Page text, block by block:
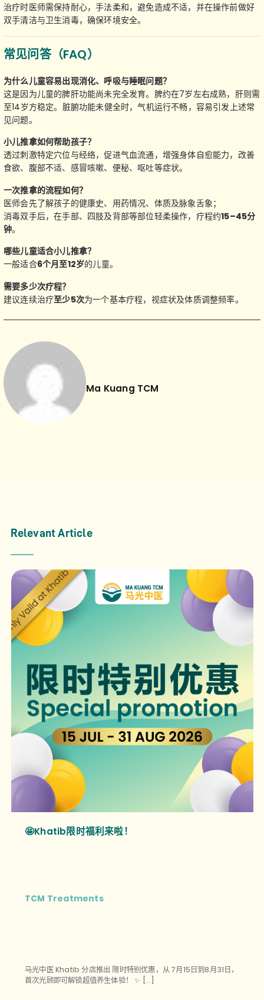
治疗时医师需保持耐心，手法柔和，避免造成不适，并在操作前做好
双手清洁与卫生消毒，确保环境安全。
常见问答（FAQ）
为什么儿童容易出现消化、呼吸与睡眠问题？
这是因为儿童的脾肝功能尚未完全发育。脾约在7岁左右成熟，肝则需
至14岁方稳定。脏腑功能未健全时，气机运行不畅，容易引发上述常
见问题。
小儿推拿如何帮助孩子？
透过刺激特定穴位与经络，促进气血流通，增强身体自愈能力，改善
食欲、腹部不适、感冒咳嗽、便秘、呕吐等症状。
一次推拿的流程如何？
医师会先了解孩子的健康史、用药情况、体质及脉象舌象；
消毒双手后，在手部、四肢及背部等部位轻柔操作，疗程约15–45分
钟。
哪些儿童适合小儿推拿？
一般适合6个月至12岁的儿童。
需要多少次疗程？
建议连续治疗至少5次为一个基本疗程，视症状及体质调整频率。
Ma Kuang TCM
Relevant Article
🤩Khatib限时福利来啦！
TCM Treatments
马光中医 Khatib 分店推出 限时特别优惠，从 7月15日到8月31日，
首次光顾即可解锁超值养生体验！ ✨ […]